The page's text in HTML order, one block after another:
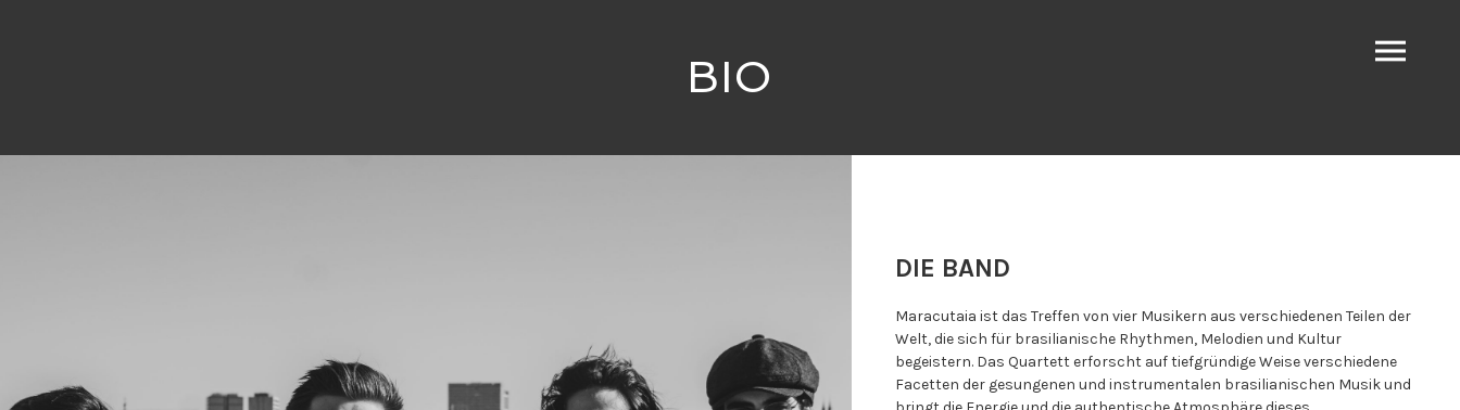
BIO
DIE BAND
Maracutaia ist das Treffen von vier Musikern aus verschiedenen Teilen der
Welt, die sich für brasilianische Rhythmen, Melodien und Kultur
begeistern. Das Quartett erforscht auf tiefgründige Weise verschiedene
Facetten der gesungenen und instrumentalen brasilianischen Musik und